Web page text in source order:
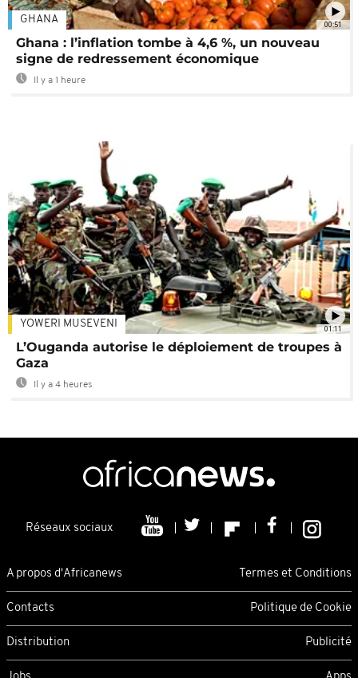
00:51
GHANA
Ghana : l’inflation tombe à 4,6 %, un nouveau
signe de redressement économique
Il y a 1 heure
01:11
YOWERI MUSEVENI
L’Ouganda autorise le déploiement de troupes à
Gaza
Il y a 4 heures
Réseaux sociaux
A propos d'Africanews Termes et Conditions
Contacts Politique de Cookie
Distribution Publicité